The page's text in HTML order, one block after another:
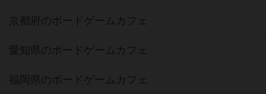
京都府のボードゲームカフェ
愛知県のボードゲームカフェ
福岡県のボードゲームカフェ